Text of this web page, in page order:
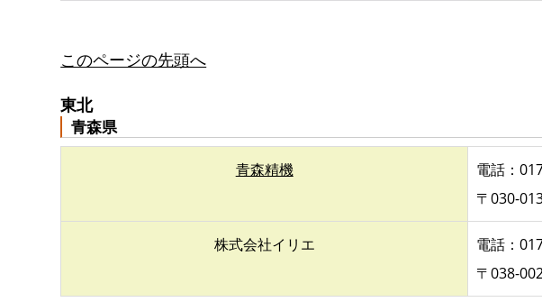
このページの先頭へ
東北
青森県
青森精機
電話：
〒030-
株式会社イリエ
電話：
〒038-